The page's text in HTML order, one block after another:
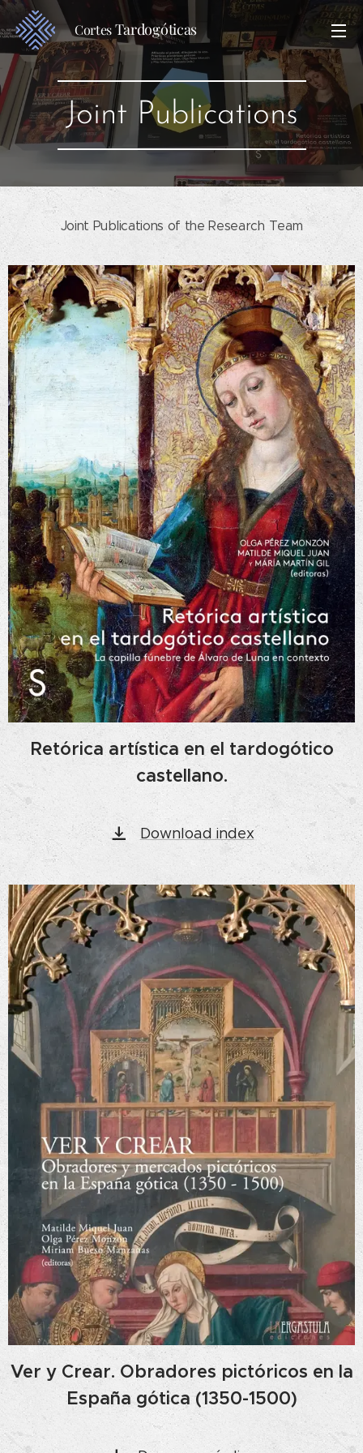
CortesTardogóticas
Joint Publications
Joint Publications of the Research Team
Retórica artística en el tardogótico
castellano.
Download index
Ver y Crear. Obradores pictóricos en la
España gótica (1350-1500)